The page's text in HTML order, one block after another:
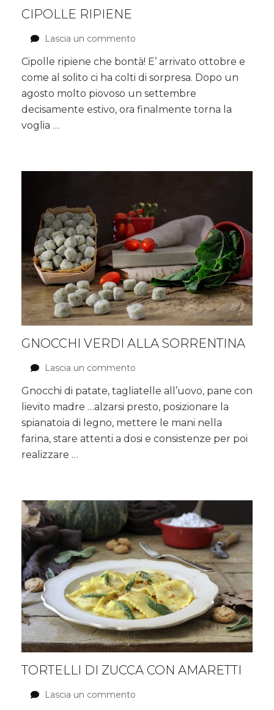
CIPOLLE RIPIENE
Lascia un commento
ripiene
Cipolle ripiene che bontà! E’ arrivato ottobre e
come al solito ci ha colti di sorpresa. Dopo un
agosto molto piovoso un settembre
decisamente estivo, ora finalmente torna la
voglia …
GNOCCHI VERDI ALLA SORRENTINA
Lascia un commento
verdi
alla
sorrentina
Gnocchi di patate, tagliatelle all’uovo, pane con
lievito madre …alzarsi presto, posizionare la
spianatoia di legno, mettere le mani nella
farina, stare attenti a dosi e consistenze per poi
realizzare …
TORTELLI DI ZUCCA CON AMARETTI
Lascia un commento